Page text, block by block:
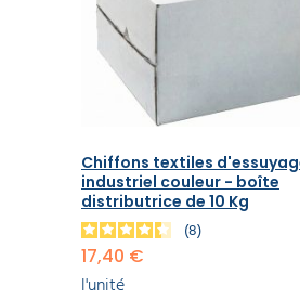
Chiffons textiles
industriel couleur - boîte
distributrice de 10 Kg
8
17,40 €
l'unité